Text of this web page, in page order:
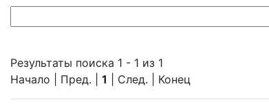
Результаты поиска 1 - 1 из 1
Начало | Пред. | 1 | След. | Конец